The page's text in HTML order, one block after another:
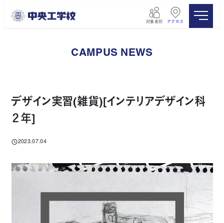
対象者別 アクセス
CAMPUS NEWS
デザイン実習(雑貨)[インテリアデザイン科
２年]
投稿日
2023.07.04